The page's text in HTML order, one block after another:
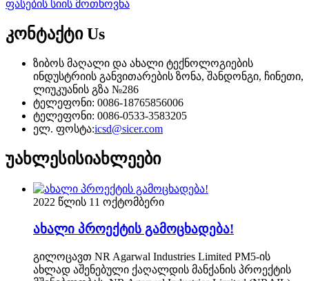
ფასების სიის მოთხოვნა
კონტაქტიUs
ზიბოს მაღალი და ახალი ტექნოლოგიების
ინდუსტრიის განვითარების ზონა, შანდონგი, ჩინეთი,
ლიუკუანის გზა №286
ტელეფონი: 0086-18765856006
ტელეფონი: 0086-0533-3583205
ელ. ფოსტა:icsd@sicer.com
უახლესისიახლეები
2022 წლის 11 ოქტომბერი
ახალი პროექტის გამოცხადება!
გილოცავთ NR Agarwal Industries Limited PM5-ის
ახლად აშენებული ქაღალდის მანქანის პროექტის